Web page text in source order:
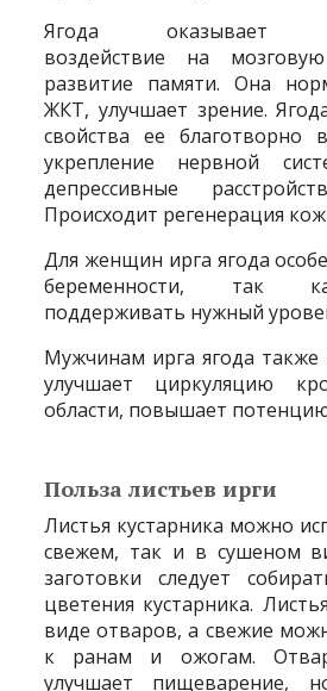
Ягода оказывает
воздействие на
развитие памяти. Она
ЖКТ, улучшает зрение.
свойства ее благотворно
укрепление нервной
депрессивные
Происходит регенерация
Для женщин ирга ягода
беременности, так
поддерживать нужный
Мужчинам ирга ягода
улучшает циркуляцию
области, повышает
Польза листьев ирги
Листья кустарника можно
свежем, так и в сушеном
заготовки следует
цветения кустарника.
виде отваров, а свежие
к ранам и ожогам.
улучшает пищеварение,